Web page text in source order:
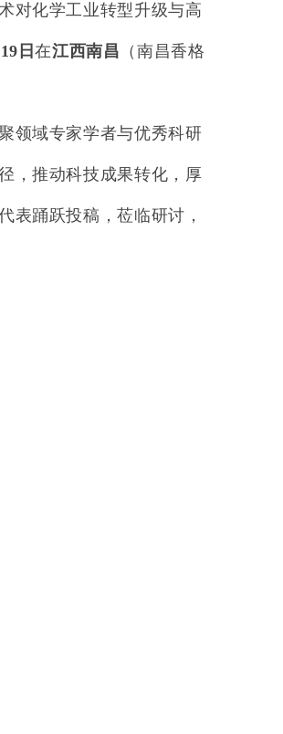
对化学工业转型升级与高
19 日在江西南昌 （南昌香格
领域专家学者与优秀科研
，推动科技成果转化，厚
表踊跃投稿，莅临研讨，